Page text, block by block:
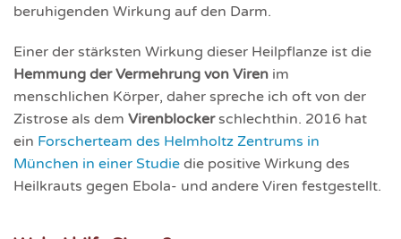
beruhigenden Wirkung auf den Darm.
Einer der stärksten Wirkung dieser Heilpflanze ist die
Hemmung der Vermehrung von Viren im
menschlichen Körper, daher spreche ich oft von der
Zistrose als dem Virenblockerschlechthin. 2016 hat
ein Forscherteam des Helmholtz Zentrums in
München in einer Studie die positive Wirkung des
Heilkrauts gegen Ebola- und andere Viren festgestellt.